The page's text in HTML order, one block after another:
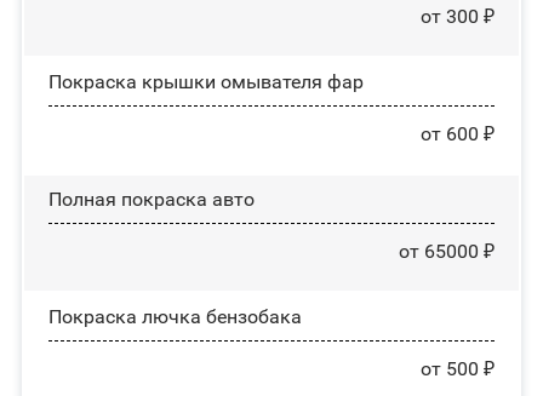
от 300 ₽
Покраска крышки омывателя фар
от 600 ₽
Полная покраска авто
от 65000 ₽
Покраска лючка бензобака
от 500 ₽